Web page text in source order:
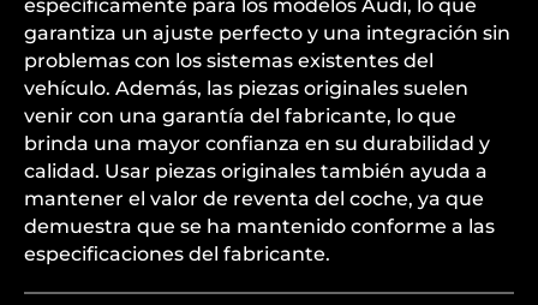
específicamente para los modelos Audi, lo que
garantiza un ajuste perfecto y una integración sin
problemas con los sistemas existentes del
vehículo. Además, las piezas originales suelen
venir con una garantía del fabricante, lo que
brinda una mayor confianza en su durabilidad y
calidad. Usar piezas originales también ayuda a
mantener el valor de reventa del coche, ya que
demuestra que se ha mantenido conforme a las
especificaciones del fabricante.